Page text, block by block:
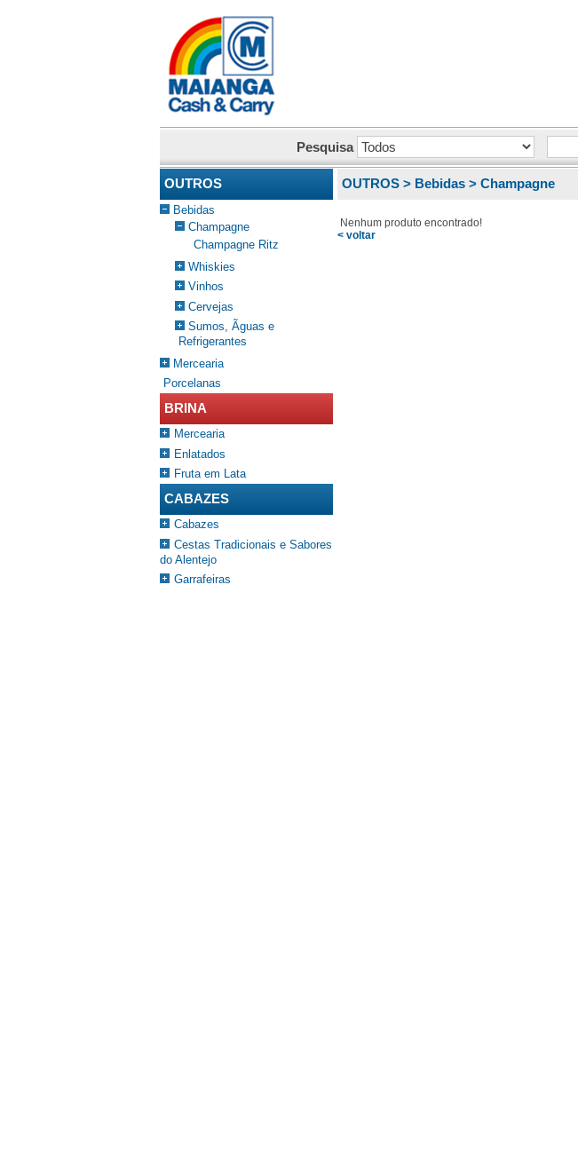
Pesquisa
OUTROS
Bebidas
Champagne
Champagne Ritz
Whiskies
Vinhos
Cervejas
Sumos, Ãguas e
Refrigerantes
Mercearia
Porcelanas
BRINA
Mercearia
Enlatados
Fruta em Lata
CABAZES
Cabazes
Cestas Tradicionais e Sabores
do Alentejo
Garrafeiras
OUTROS > Bebidas > Champagne
Nenhum produto encontrado!
< voltar